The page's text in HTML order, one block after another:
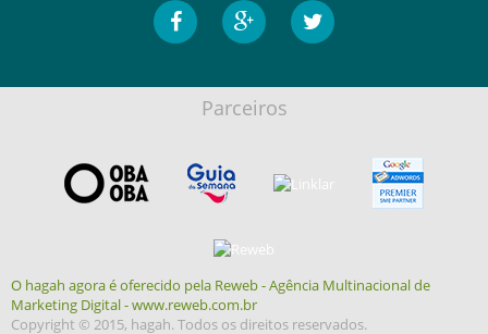
Parceiros
O hagah agora é oferecido pela Reweb - Agência Multinacional de
Marketing Digital - www.reweb.com.br
Copyright © 2015, hagah. Todos os direitos reservados.